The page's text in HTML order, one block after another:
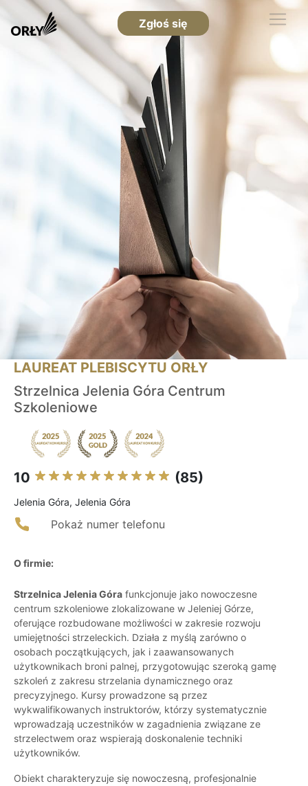
Zgłoś się
LAUREAT PLEBISCYTU ORŁY
Strzelnica Jelenia Góra Centrum
Szkoleniowe
10 (85)
Jelenia Góra, Jelenia Góra
Pokaż numer telefonu
O firmie:
Strzelnica Jelenia Góra funkcjonuje jako nowoczesne
centrum szkoleniowe zlokalizowane w Jeleniej Górze,
oferujące rozbudowane możliwości w zakresie rozwoju
umiejętności strzeleckich. Działa z myślą zarówno o
osobach początkujących, jak i zaawansowanych
użytkownikach broni palnej, przygotowując szeroką gamę
szkoleń z zakresu strzelania dynamicznego oraz
precyzyjnego. Kursy prowadzone są przez
wykwalifikowanych instruktorów, którzy systematycznie
wprowadzają uczestników w zagadnienia związane ze
strzelectwem oraz wspierają doskonalenie techniki
użytkowników.
Obiekt charakteryzuje się nowoczesną, profesjonalnie